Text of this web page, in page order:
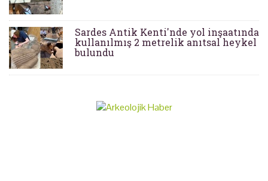
Sardes Antik Kenti'nde yol inşaatında
kullanılmış 2 metrelik anıtsal heykel
bulundu